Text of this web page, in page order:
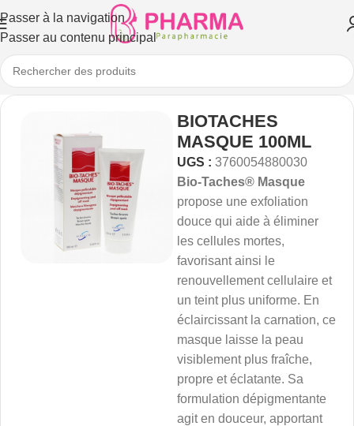
Passer à la navigation
Passer au contenu principal
BIOTACHES
MASQUE 100ML
UGS : 3760054880030
Bio-Taches® Masque
propose une exfoliation
douce qui aide à éliminer
les cellules mortes,
favorisant ainsi le
renouvellement cellulaire et
un teint plus uniforme. En
éclaircissant la carnation, ce
masque laisse la peau
visiblement plus fraîche,
propre et éclatante. Sa
formulation dépigmentante
agit en douceur, apportant